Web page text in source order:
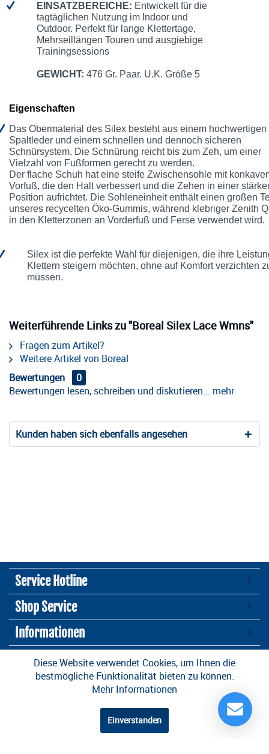
EINSATZBEREICHE: Entwickelt für die
tagtäglichen Nutzung im Indoor und
Outdoor. Perfekt für lange Klettertage,
Mehrseillängen Touren und ausgiebige
Trainingsessions
GEWICHT: 476 Gr. Paar. U.K. Größe 5
Eigenschaften
Das Obermaterial des Silex besteht aus einem hochwertigen
Spaltleder und einem schnellen und dennoch sicheren
Schnürsystem. Die Schnürung reicht bis zum Zeh, um einer
Vielzahl von Fußformen gerecht zu werden.
Der flache Schuh hat eine steife Zwischensohle mit
Vorfuß, die den Halt verbessert und die Zehen in einer
Position aufrichtet. Die Sohleneinheit enthält einen großen
unseres recycelten Öko-Gummis, während klebriger Zenith
in den Kletterzonen an Vorderfuß und Ferse verwendet wird.
Silex ist die perfekte Wahl für diejenigen, die ihre
Klettern steigern möchten, ohne auf Komfort verzichten
müssen.
Weiterführende Links zu "Boreal Silex Lace Wmns"
Fragen zum Artikel?
Weitere Artikel von Boreal
Bewertungen
0
Bewertungen lesen, schreiben und diskutieren... mehr
Kunden haben sich ebenfalls angesehen
Service Hotline
Shop Service
Informationen
Newsletter
* Alle Preise inkl. gesetzl. Mehrwertsteuer zzgl.Versandkosten
und ggf.
Nachnahmegebühren, wenn nicht anders beschrieben
Design und Entwicklung durch die
Diese Website verwendet Cookies, um Ihnen die
bestmögliche Funktionalität bieten zu können.
Mehr Informationen
Einverstanden